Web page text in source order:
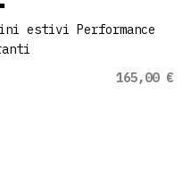
165,00 €